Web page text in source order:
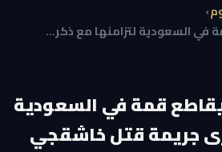
›
في السعودية لتزامنها مع ذكر...
قمة في السعودية
جريمة قتل خاشقجي